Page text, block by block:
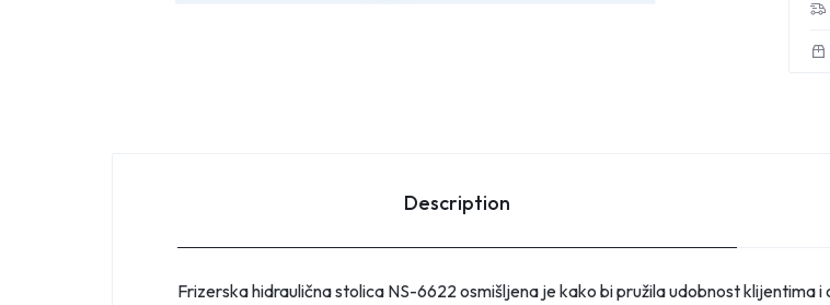
Description
Frizerska hidraulična stolica NS-6622 osmišljena je kako bi pružila udobnost klijentima